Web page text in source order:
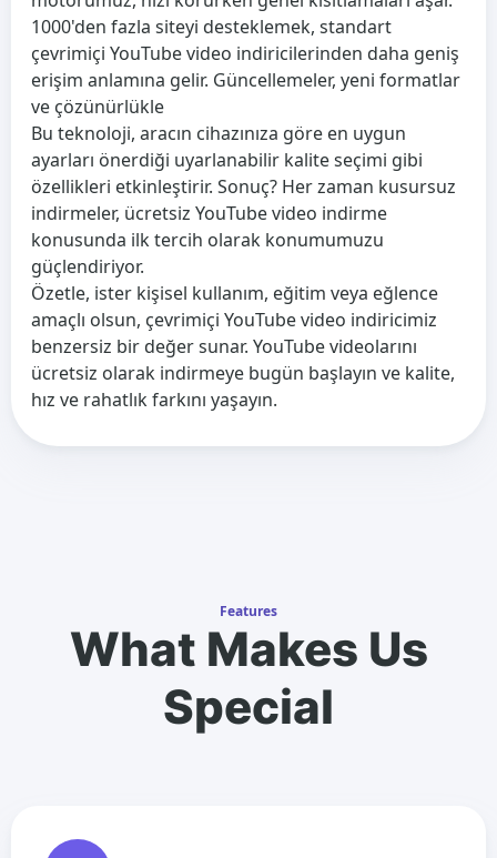
1000'den fazla siteyi desteklemek, standart
çevrimiçi YouTube video indiricilerinden daha geniş
erişim anlamına gelir. Güncellemeler, yeni formatlar
ve çözünürlükle
Bu teknoloji, aracın cihazınıza göre en uygun
ayarları önerdiği uyarlanabilir kalite seçimi gibi
özellikleri etkinleştirir. Sonuç? Her zaman kusursuz
indirmeler, ücretsiz YouTube video indirme
konusunda ilk tercih olarak konumumuzu
güçlendiriyor.
Özetle, ister kişisel kullanım, eğitim veya eğlence
amaçlı olsun, çevrimiçi YouTube video indiricimiz
benzersiz bir değer sunar. YouTube videolarını
ücretsiz olarak indirmeye bugün başlayın ve kalite,
hız ve rahatlık farkını yaşayın.
Features
What Makes Us
Special